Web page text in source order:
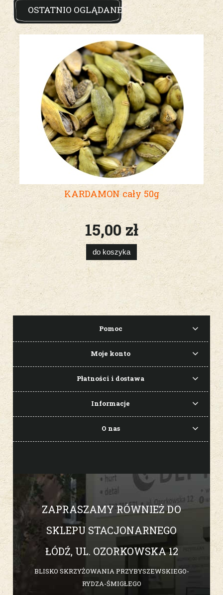
OSTATNIO OGLĄDANE
KARDAMON cały 50g
15,00 zł
do koszyka
Pomoc
Moje konto
Płatności i dostawa
Informacje
O nas
ZAPRASZAMY RÓWNIEŻ DO
SKLEPU STACJONARNEGO
ŁÓDŹ, UL. OZORKOWSKA 12
BLISKO SKRZYŻOWANIA PRZYBYSZEWSKIEGO-
RYDZA-ŚMIGŁEGO